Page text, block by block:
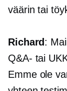
väärin tai
Richard:
Q&A- tai
Emme ole